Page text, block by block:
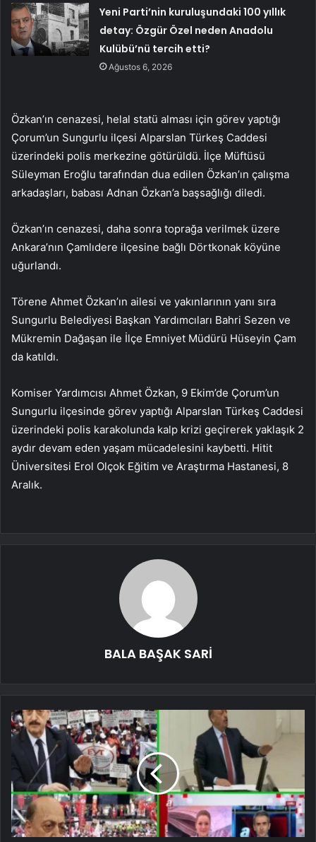
Yeni Parti’nin kuruluşundaki 100 yıllık
detay: Özgür Özel neden Anadolu
Kulübü’nü tercih etti?
Ağustos 6, 2026
Özkan’ın cenazesi, helal statü alması için görev yaptığı
Çorum’un Sungurlu ilçesi Alparslan Türkeş Caddesi
üzerindeki polis merkezine götürüldü. İlçe Müftüsü
Süleyman Eroğlu tarafından dua edilen Özkan’ın çalışma
arkadaşları, babası Adnan Özkan’a başsağlığı diledi.
Özkan’ın cenazesi, daha sonra toprağa verilmek üzere
Ankara’nın Çamlıdere ilçesine bağlı Dörtkonak köyüne
uğurlandı.
Törene Ahmet Özkan’ın ailesi ve yakınlarının yanı sıra
Sungurlu Belediyesi Başkan Yardımcıları Bahri Sezen ve
Mükremin Dağaşan ile İlçe Emniyet Müdürü Hüseyin Çam
da katıldı.
Komiser Yardımcısı Ahmet Özkan, 9 Ekim’de Çorum’un
Sungurlu ilçesinde görev yaptığı Alparslan Türkeş Caddesi
üzerindeki polis karakolunda kalp krizi geçirerek yaklaşık 2
aydır devam eden yaşam mücadelesini kaybetti. Hitit
Üniversitesi Erol Olçok Eğitim ve Araştırma Hastanesi, 8
Aralık.
BALA BAŞAK SARİ